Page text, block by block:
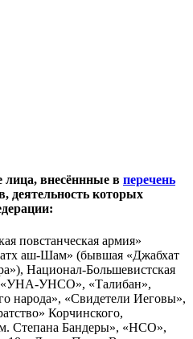
лица, внесённные в перечень
деятельность которых
повстанческая армия»
аш-Шам» (бывшая «Джабхат
Национал-Большевистская
«УНА-УНСО», «Талибан»,
народа», «Свидетели Иеговы»,
Корчинского,
Степана Бандеры», «НСО»,